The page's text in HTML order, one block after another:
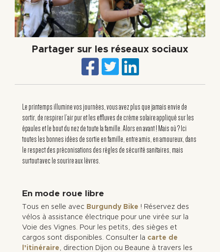
Partager sur les réseaux sociaux
Le printemps illumine vos journées, vous avez plus que jamais envie de
sortir, de respirer l’air pur et les effluves de crème solaire appliqué sur les
épaules et le bout du nez de toute la famille. Alors en avant ! Mais où ? Ici
toutes les bonnes idées de sortie en famille, entre amis, en amoureux, dans
le respect des préconisations des règles de sécurité sanitaires, mais
surtout avec le sourire aux lèvres.
En mode roue libre
Tous en selle avec Burgundy Bike ! Réservez des
vélos à assistance électrique pour une virée sur la
Voie des Vignes. Pour les petits, des sièges et
cargos sont disponibles. Consulter la carte de
l’itinéraire , direction Dijon ou Beaune à travers les